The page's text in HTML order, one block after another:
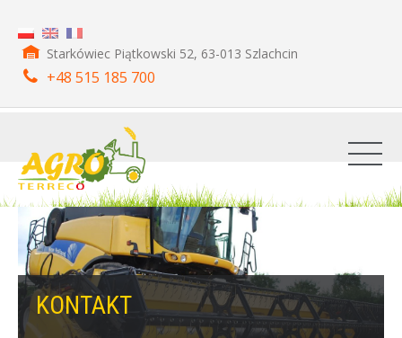
Starkówiec Piątkowski 52, 63-013 Szlachcin
+48 515 185 700
KONTAKT